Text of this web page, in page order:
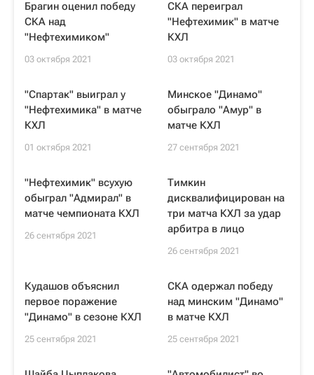
Брагин оценил победу
СКА над
"Нефтехимиком"
03 октября 2021
СКА переиграл
"Нефтехимик" в матче
КХЛ
03 октября 2021
"Спартак" выиграл у
"Нефтехимика" в матче
КХЛ
01 октября 2021
Минское "Динамо"
обыграло "Амур" в
матче КХЛ
27 сентября 2021
"Нефтехимик" всухую
обыграл "Адмирал" в
матче чемпионата КХЛ
26 сентября 2021
Тимкин
дисквалифицирован на
три матча КХЛ за удар
арбитра в лицо
26 сентября 2021
Кудашов объяснил
первое поражение
"Динамо" в сезоне КХЛ
25 сентября 2021
СКА одержал победу
над минским "Динамо"
в матче КХЛ
25 сентября 2021